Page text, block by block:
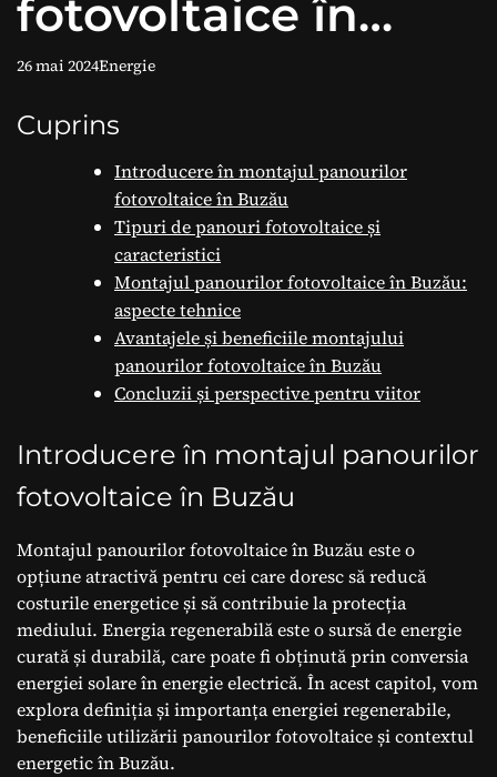
fotovoltaice în
Buzău: beneficii și
avantaje.
26 mai 2024Energie
Cuprins
Introducere în montajul panourilor
fotovoltaice în Buzău
Tipuri de panouri fotovoltaice și
caracteristici
Montajul panourilor fotovoltaice în Buzău:
aspecte tehnice
Avantajele și beneficiile montajului
panourilor fotovoltaice în Buzău
Concluzii și perspective pentru viitor
Introducere în montajul panourilor
fotovoltaice în Buzău
Montajul panourilor fotovoltaice în Buzău este o
opțiune atractivă pentru cei care doresc să reducă
costurile energetice și să contribuie la protecția
mediului. Energia regenerabilă este o sursă de energie
curată și durabilă, care poate fi obținută prin conversia
energiei solare în energie electrică. În acest capitol, vom
explora definiția și importanța energiei regenerabile,
beneficiile utilizării panourilor fotovoltaice și contextul
energetic în Buzău.